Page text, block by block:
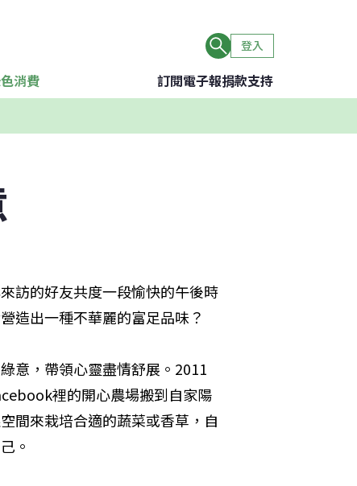
登入
消費 訂閱電子報捐款支持
訪的好友共度一段愉快的午後時
造出一種不華麗的富足品味？
意，帶領心靈盡情舒展。2011
裡的開心農場搬到自家陽
間來栽培合適的蔬菜或香草，自
。